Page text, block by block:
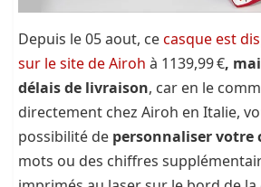
Depuis le 05 aout, cecasque est
sur le site de Airoh à 1139,99 €,
délais de livraison, car en le
directement chez Airoh en Italie,
possibilité de personnaliser votre
mots ou des chiffres